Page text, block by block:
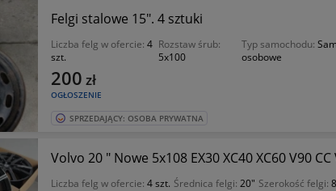
Felgi stalowe 15". 4 sztuki
Liczba felg w ofercie: 4
szt.
Rozstaw śrub:
5x100
Typ samochodu:
osobowe
OGŁOSZENIE
200 zł
SPRZEDAJĄCY: OSOBA PRYWATNA
Volvo 20 " Nowe 5x108 EX30 XC40 XC60 V90
Liczba felg w ofercie: 4 szt. Średnica felgi: 20" Szerokość felgi: